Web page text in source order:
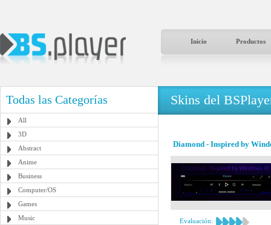
Inicio Productos
Todas las Categorías
All
3D
Abstract
Anime
Business
Computer/OS
Games
Music
Skins del
Diamond - Inspired by
Evaluación: